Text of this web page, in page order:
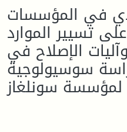
في المؤسسات
تسيير الموارد
الإصلاح في
سوسيولوجية
لمؤسسة سونلغاز